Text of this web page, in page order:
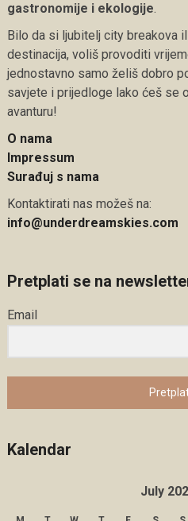
gastronomije i ekologije.
Bilo da si ljubitelj city breakova
destinacija, voliš provoditi
jednostavno samo želiš dobro
savjete i prijedloge lako ćeš se
avanturu!
O nama
Impressum
Surađuj s nama
Kontaktirati nas možeš na:
info@underdreamskies.com
Pretplati se na
Email
Kalendar
July